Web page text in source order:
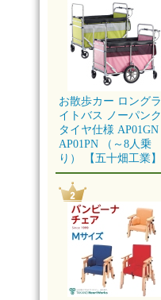
お散歩カー ロングラ
イトバス ノーパンク
タイヤ仕様 AP01GN
AP01PN （～8人乗
り） 【五十畑工業】